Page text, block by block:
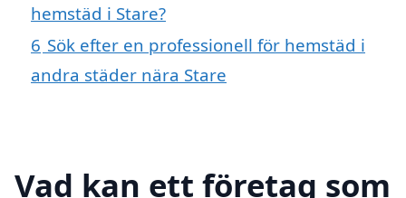
hemstäd i Stare?
6 Sök efter en professionell för hemstäd i
andra städer nära Stare
Vad kan ett företag som